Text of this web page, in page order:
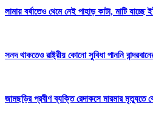
লামায় বর্ষাতেও থেমে নেই পাহাড় কাটা, মাটি যাচ্ছে
সনদ থাকতেও রাষ্ট্রীয় কোনো সুবিধা পাননি
জামছড়ির প্রবীণ ব্যক্তি রেদাকসে মারমার